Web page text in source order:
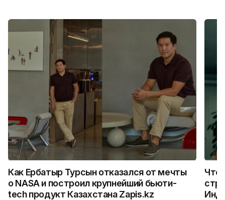
Как Ербатыр Турсын отказался от мечты
о NASA и построил крупнейший бьюти-
tech продукт Казахстана Zapis.kz
Что